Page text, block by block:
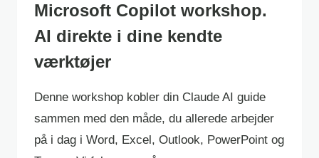
Microsoft Copilot workshop.
AI direkte i dine kendte
værktøjer
Denne workshop kobler din Claude AI guide
sammen med den måde, du allerede arbejder
på i dag i Word, Excel, Outlook, PowerPoint og